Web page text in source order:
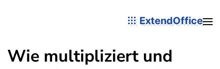
ExtendOffice
Wie multipliziert und